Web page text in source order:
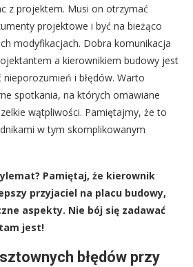
z projektem. Musi on otrzymać
projektowe i być na bieżąco
modyfikacjach. Dobra komunikacja
a kierownikiem budowy jest
nieporozumień i błędów. Warto
spotkania, na których omawiane
wątpliwości. Pamiętajmy, że to
w tym skomplikowanym
Pamiętaj, że kierownik
przyjaciel na placu budowy,
aspekty. Nie bój się zadawać
jest!
błędów przy